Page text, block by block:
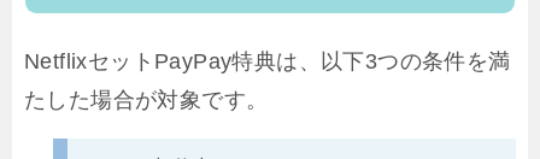
NetflixセットPayPay特典は、以下3つの条件を満
たした場合が対象です。